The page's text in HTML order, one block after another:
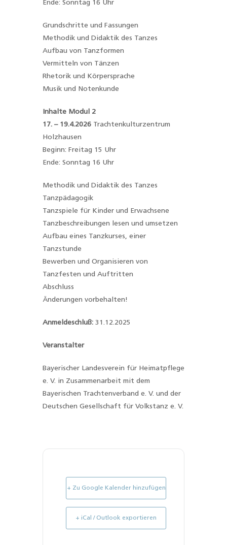
Ende: Sonntag 16 Uhr
Grundschritte und Fassungen
Methodik und Didaktik des Tanzes
Aufbau von Tanzformen
Vermitteln von Tänzen
Rhetorik und Körpersprache
Musik und Notenkunde
Inhalte Modul 2
17. – 19.4.2026 Trachtenkulturzentrum
Holzhausen
Beginn: Freitag 15 Uhr
Ende: Sonntag 16 Uhr
Methodik und Didaktik des Tanzes
Tanzpädagogik
Tanzspiele für Kinder und Erwachsene
Tanzbeschreibungen lesen und umsetzen
Aufbau eines Tanzkurses, einer
Tanzstunde
Bewerben und Organisieren von
Tanzfesten und Auftritten
Abschluss
Änderungen vorbehalten!
Anmeldeschluß: 31.12.2025
Veranstalter
Bayerischer Landesverein für Heimatpflege
e. V. in Zusammenarbeit mit dem
Bayerischen Trachtenverband e. V. und der
Deutschen Gesellschaft für Volkstanz e. V.
+ Zu Google Kalender hinzufügen
+ iCal / Outlook exportieren